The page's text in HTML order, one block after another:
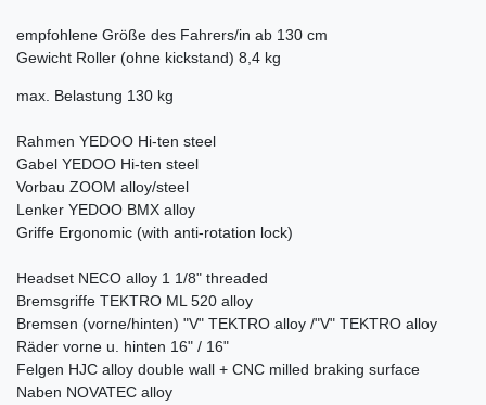
empfohlene Größe des Fahrers/in ab 130 cm
Gewicht Roller (ohne kickstand) 8,4 kg
max. Belastung 130 kg
Rahmen YEDOO Hi-ten steel
Gabel YEDOO Hi-ten steel
Vorbau ZOOM alloy/steel
Lenker YEDOO BMX alloy
Griffe Ergonomic (with anti-rotation lock)
Headset NECO alloy 1 1/8" threaded
Bremsgriffe TEKTRO ML 520 alloy
Bremsen (vorne/hinten) "V" TEKTRO alloy /"V" TEKTRO alloy
Räder vorne u. hinten 16" / 16"
Felgen HJC alloy double wall + CNC milled braking surface
Naben NOVATEC alloy